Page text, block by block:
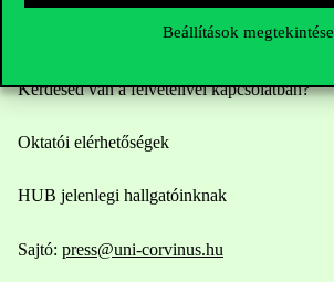
Beállítások megtekintése
+36 1 482 5000
Kérdésed van a felvételivel kapcsolatban?
Oktatói elérhetőségek
HUB jelenlegi hallgatóinknak
Sajtó: press@uni-corvinus.hu